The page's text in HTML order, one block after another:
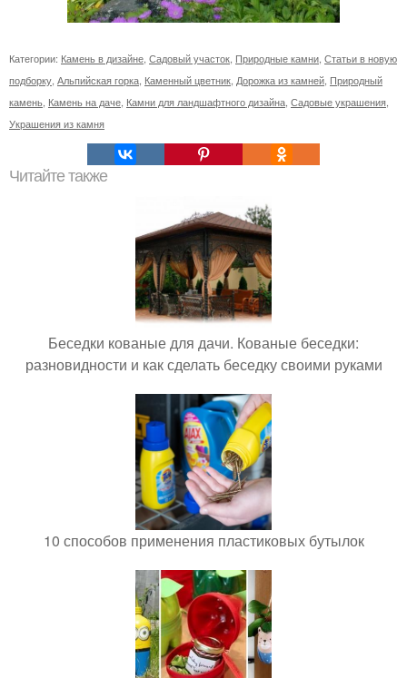
Категории: Камень в дизайне Садовый участок Природные камни Статьи в новую
подборку Альпийская горка Каменный цветник Дорожка из камней Природный
камень Камень на даче Камни для ландшафтного дизайна Садовые украшения
Украшения из камня
Читайте также
Беседки кованые для дачи. Кованые беседки:
разновидности и как сделать беседку своими руками
10 способов применения пластиковых бутылок